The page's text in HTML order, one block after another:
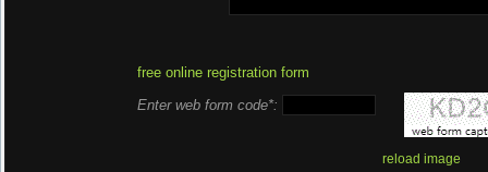
free online registration form
Enter web form code*:
reload image